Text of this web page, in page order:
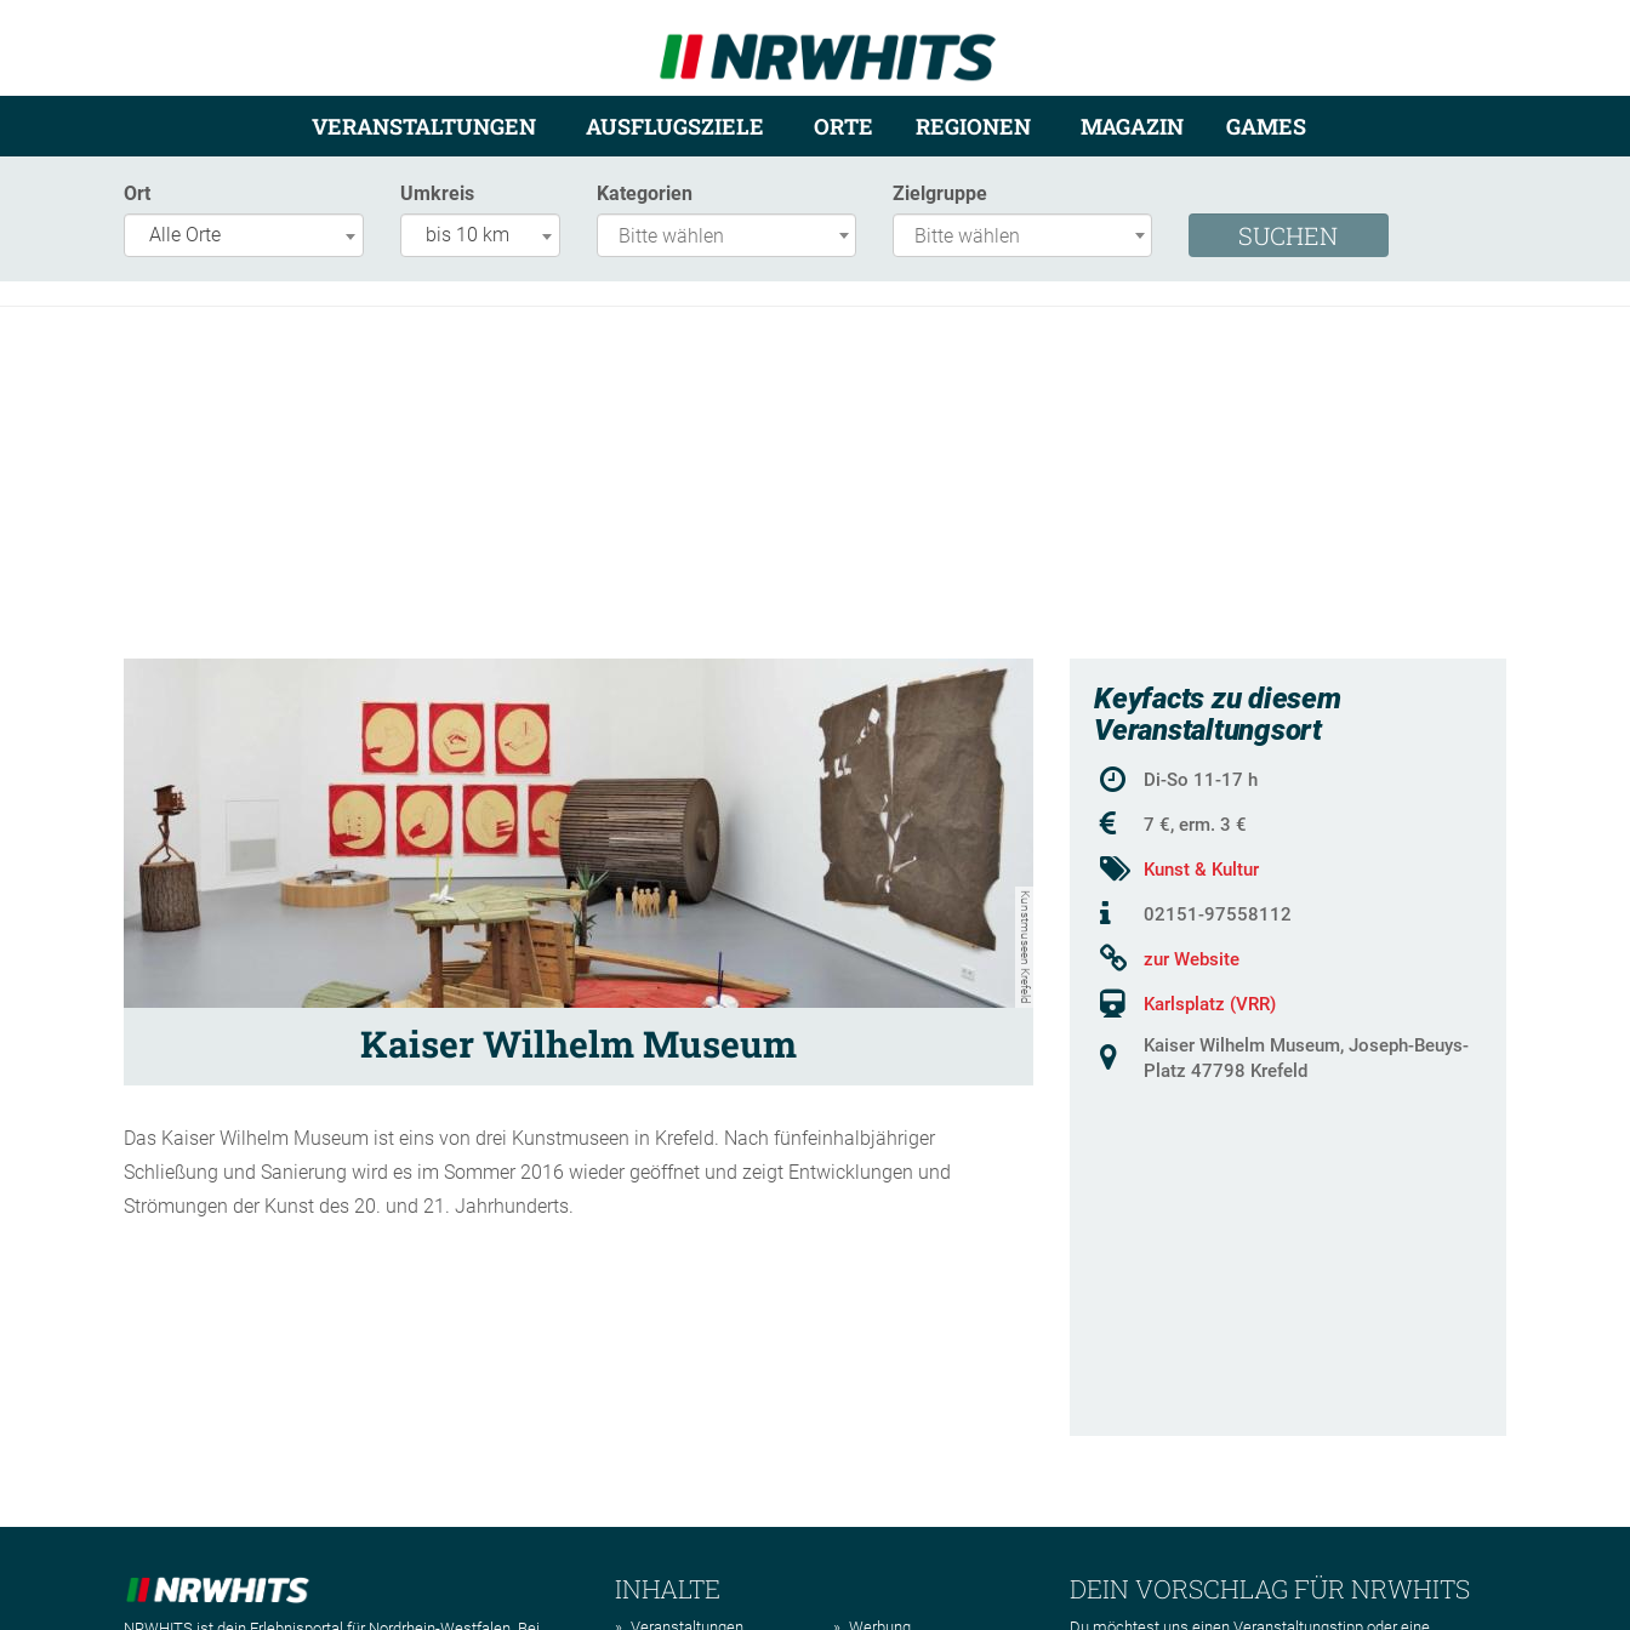
VERANSTALTUNGEN AUSFLUGSZIELE ORTE REGIONEN MAGAZIN GAMES
Ort
Alle Orte
Umkreis
bis 10 km
Kategorien Zielgruppe
Kunstmuseen Krefeld
Kaiser Wilhelm Museum
Das Kaiser Wilhelm Museum ist eins von drei Kunstmuseen in Krefeld. Nach fünfeinhalbjähriger
Schließung und Sanierung wird es im Sommer 2016 wieder geöffnet und zeigt Entwicklungen und
Strömungen der Kunst des 20. und 21. Jahrhunderts.
Keyfacts zu diesem
Veranstaltungsort
Di-So 11-17 h
7 €, erm. 3 €
Kunst & Kultur
02151-97558112
zur Website
Karlsplatz (VRR)
Kaiser Wilhelm Museum, Joseph-Beuys-
Platz 47798 Krefeld
INHALTE DEIN VORSCHLAG FÜR NRWHITS